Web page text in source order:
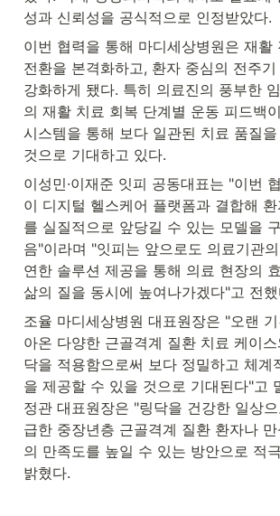
성과 신뢰성을 공식적으로 인정받았다.
이번 협력을 통해 마디세상병원은 재활
전환을 본격화하고, 환자 중심의 전주
강화하게 됐다. 특히 의료진의 풍부한
의 재활 치료 회복 단계별 운동 피드백
시스템을 통해 보다 일관된 치료 품질
것으로 기대하고 있다.
이성민·이재준 잇피 공동대표는 "이번
이 디지털 헬스케어 플랫폼과 결합해
를 실질적으로 앞당길 수 있는 모델을
음"이라며 "잇피는 앞으로도 의료기관
연한 솔루션 제공을 통해 의료 현장의
삶의 질을 동시에 높여나가겠다"고 전했
조율 마디세상병원 대표원장은 "오랜
아온 다양한 근골격계 질환 치료 케이
닥을 적용함으로써 보다 정밀하고 체계
을 제공할 수 있을 것으로 기대된다"고
정관 대표원장은 "링닥을 건강한 일상
급한 중장년층 근골격계 질환 환자나
의 만족도를 높일 수 있는 방안으로 적
밝혔다.